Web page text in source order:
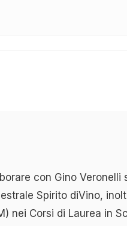
con Gino Veronelli
Spirito diVino,
nei Corsi di Laurea in